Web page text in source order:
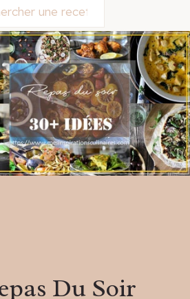
e
a
r
c
h
Du Soir